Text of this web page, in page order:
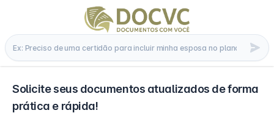
Solicite seus documentos atualizados de forma
prática e rápida!